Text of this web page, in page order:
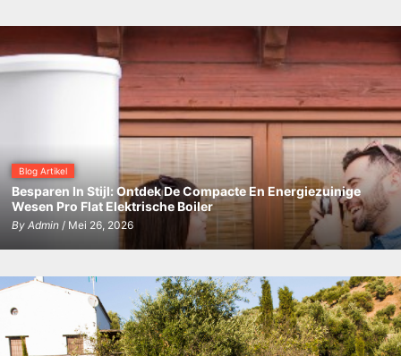
Blog Artikel
Besparen In Stijl: Ontdek De Compacte En Energiezuinige
Wesen Pro Flat Elektrische Boiler
By Admin/ Mei 26, 2026